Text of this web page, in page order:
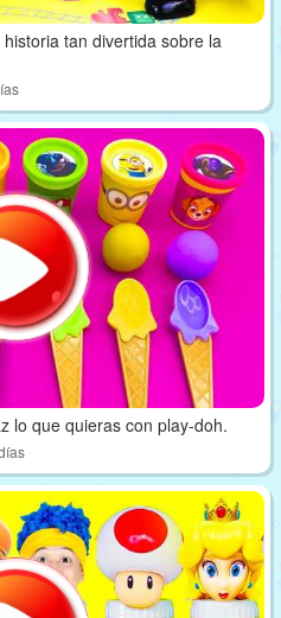
tan divertida sobre la
lo que quieras con play-doh.